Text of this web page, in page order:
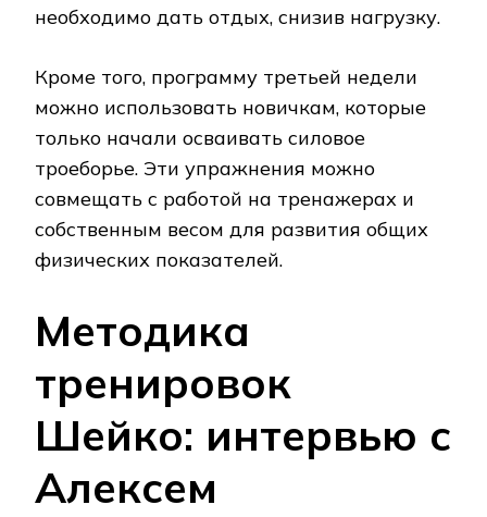
необходимо дать отдых, снизив нагрузку.
Кроме того, программу третьей недели
можно использовать новичкам, которые
только начали осваивать силовое
троеборье. Эти упражнения можно
совмещать с работой на тренажерах и
собственным весом для развития общих
физических показателей.
Методика
тренировок
Шейко: интервью с
Алексем